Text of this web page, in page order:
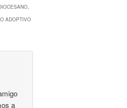
ADOPTIVO
a